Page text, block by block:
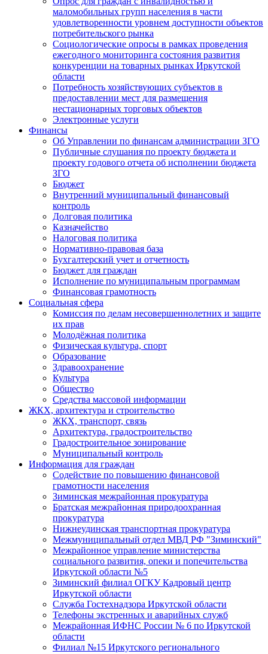
маломобильных групп населения в части
удовлетворенности уровнем доступности объектов
потребительского рынка
Социологические опросы в рамках проведения
ежегодного мониторинга состояния развития
конкуренции на товарных рынках Иркутской
области
Потребность хозяйствующих субъектов в
предоставлении мест для размещения
нестационарных торговых объектов
Электронные услуги
Финансы
Об Управлении по финансам администрации ЗГО
Публичные слушания по проекту бюджета и
проекту годового отчета об исполнении бюджета
ЗГО
Бюджет
Внутренний муниципальный финансовый
контроль
Долговая политика
Казначейство
Налоговая политика
Нормативно-правовая база
Бухгалтерский учет и отчетность
Бюджет для граждан
Исполнение по муниципальным программам
Финансовая грамотность
Социальная сфера
Комиссия по делам несовершеннолетних и защите
их прав
Молодёжная политика
Физическая культура, спорт
Образование
Здравоохранение
Культура
Общество
Средства массовой информации
ЖКХ, архитектура и строительство
ЖКХ, транспорт, связь
Архитектура, градостроительство
Градостроительное зонирование
Муниципальный контроль
Информация для граждан
Содействие по повышению финансовой
грамотности населения
Зиминская межрайонная прокуратура
Братская межрайонная природоохранная
прокуратура
Нижнеудинская транспортная прокуратура
Межмуниципальный отдел МВД РФ "Зиминский"
Межрайонное управление министерства
социального развития, опеки и попечительства
Иркутской области №5
Зиминский филиал ОГКУ Кадровый центр
Иркутской области
Служба Гостехнадзора Иркутской области
Телефоны экстренных и аварийных служб
Межрайонная ИФНС России № 6 по Иркутской
области
Филиал №15 Иркутского регионального